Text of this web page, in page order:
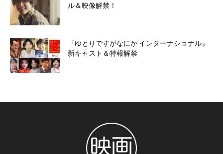
ル＆映像解禁！
『ゆとりですがなにか インターナショナル』
新キャスト＆特報解禁